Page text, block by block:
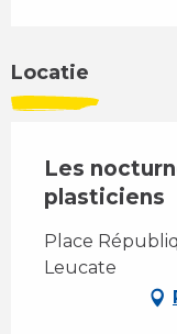
Locatie
Les
plasticiens
Place
Leucate